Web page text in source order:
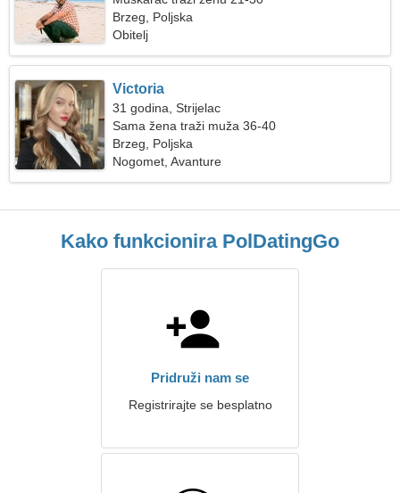
Brzeg, Poljska
Obitelj
Victoria
31 godina, Strijelac
Sama žena traži muža 36-40
Brzeg, Poljska
Nogomet, Avanture
Kako funkcionira PolDatingGo
Pridruži nam se
Registrirajte se besplatno